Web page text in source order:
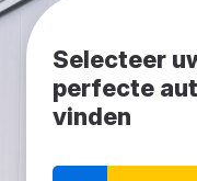
Selecteer
perfecte
vinden